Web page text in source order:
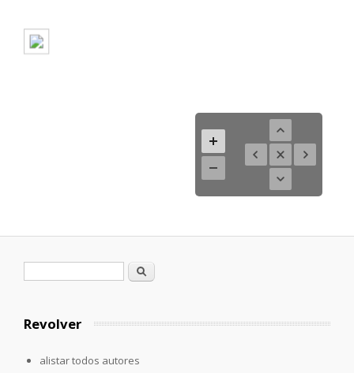
Formulario de búsqueda
Buscar
Revolver
alistar todos autores